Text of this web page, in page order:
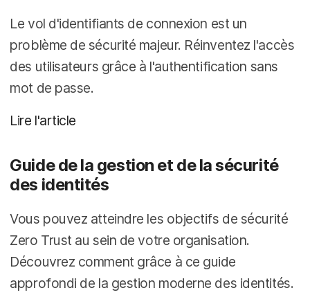
Le vol d'identifiants de connexion est un
problème de sécurité majeur. Réinventez l'accès
des utilisateurs grâce à l'authentification sans
mot de passe.
Lire l'article
Guide de la gestion et de la sécurité
des identités
Vous pouvez atteindre les objectifs de sécurité
Zero Trust au sein de votre organisation.
Découvrez comment grâce à ce guide
approfondi de la gestion moderne des identités.